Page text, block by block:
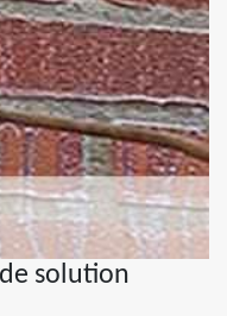
solution